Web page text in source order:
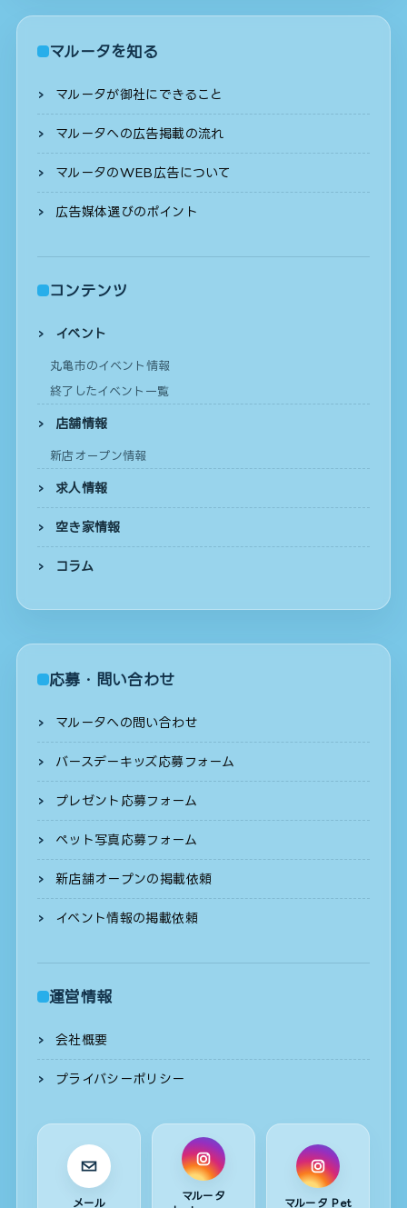
マルータを知る
マルータが御社にできること
マルータへの広告掲載の流れ
マルータのWEB広告について
広告媒体選びのポイント
コンテンツ
イベント
丸亀市のイベント情報
終了したイベント一覧
店舗情報
新店オープン情報
求人情報
空き家情報
コラム
応募・問い合わせ
マルータへの問い合わせ
バースデーキッズ応募フォーム
プレゼント応募フォーム
ペット写真応募フォーム
新店舗オープンの掲載依頼
イベント情報の掲載依頼
運営情報
会社概要
プライバシーポリシー
メール
マルータ
マルータ Pet